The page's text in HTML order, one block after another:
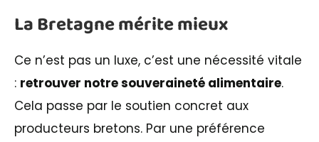
La Bretagne mérite mieux
Ce n’est pas un luxe, c’est une nécessité vitale
: retrouver notre souveraineté alimentaire.
Cela passe par le soutien concret aux
producteurs bretons. Par une préférence